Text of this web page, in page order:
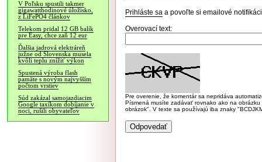
V Poľsku spustili takmer
gigawatthodinové úložisko,
z LiFePO4 článkov
Telekom pridal 12 GB balík
pre Easy, chce zaň 12 eur
Ďalšia jadrová elektráreň
južne od Slovenska musela
kvôli teplu znížiť výkon
Spustená výroba flash
pamäte s novým najvyšším
počtom vrstiev
Súd zakázal samojazdiacim
Google taxíkom dobíjanie v
noci, rušili obyvateľov
Prihláste sa a povoľte si emailové
Overovací text:
Pre overenie, že komentár sa nepridáva
Písmená musíte zadávať rovnako ako na
obrázok". V texte sa používajú iba znaky